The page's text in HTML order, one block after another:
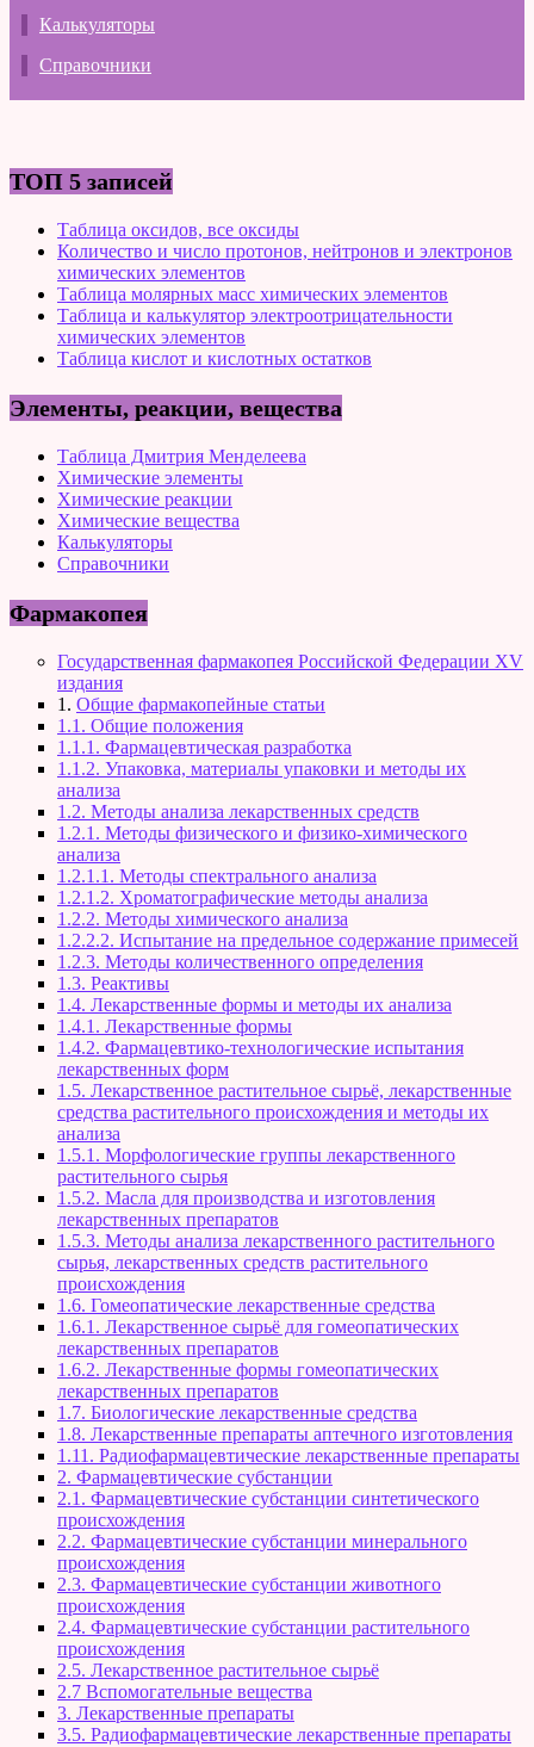
Калькуляторы
Справочники
ТОП 5 записей
Таблица оксидов, все оксиды
Количество и число протонов, нейтронов и электронов
химических элементов
Таблица молярных масс химических элементов
Таблица и калькулятор электроотрицательности
химических элементов
Таблица кислот и кислотных остатков
Элементы, реакции, вещества
Таблица Дмитрия Менделеева
Химические элементы
Химические реакции
Химические вещества
Калькуляторы
Справочники
Фармакопея
Государственная фармакопея Российской Федерации XV
издания
1. Общие фармакопейные статьи
1.1. Общие положения
1.1.1. Фармацевтическая разработка
1.1.2. Упаковка, материалы упаковки и методы их
анализа
1.2. Методы анализа лекарственных средств
1.2.1. Методы физического и физико-химического
анализа
1.2.1.1. Методы спектрального анализа
1.2.1.2. Хроматографические методы анализа
1.2.2. Методы химического анализа
1.2.2.2. Испытание на предельное содержание примесей
1.2.3. Методы количественного определения
1.3. Реактивы
1.4. Лекарственные формы и методы их анализа
1.4.1. Лекарственные формы
1.4.2. Фармацевтико-технологические испытания
лекарственных форм
1.5. Лекарственное растительное сырьё, лекарственные
средства растительного происхождения и методы их
анализа
1.5.1. Морфологические группы лекарственного
растительного сырья
1.5.2. Масла для производства и изготовления
лекарственных препаратов
1.5.3. Методы анализа лекарственного растительного
сырья, лекарственных средств растительного
происхождения
1.6. Гомеопатические лекарственные средства
1.6.1. Лекарственное сырьё для гомеопатических
лекарственных препаратов
1.6.2. Лекарственные формы гомеопатических
лекарственных препаратов
1.7. Биологические лекарственные средства
1.8. Лекарственные препараты аптечного изготовления
1.11. Радиофармацевтические лекарственные препараты
2. Фармацевтические субстанции
2.1. Фармацевтические субстанции синтетического
происхождения
2.2. Фармацевтические субстанции минерального
происхождения
2.3. Фармацевтические субстанции животного
происхождения
2.4. Фармацевтические субстанции растительного
происхождения
2.5. Лекарственное растительное сырьё
2.7 Вспомогательные вещества
3. Лекарственные препараты
3.5. Радиофармацевтические лекарственные препараты